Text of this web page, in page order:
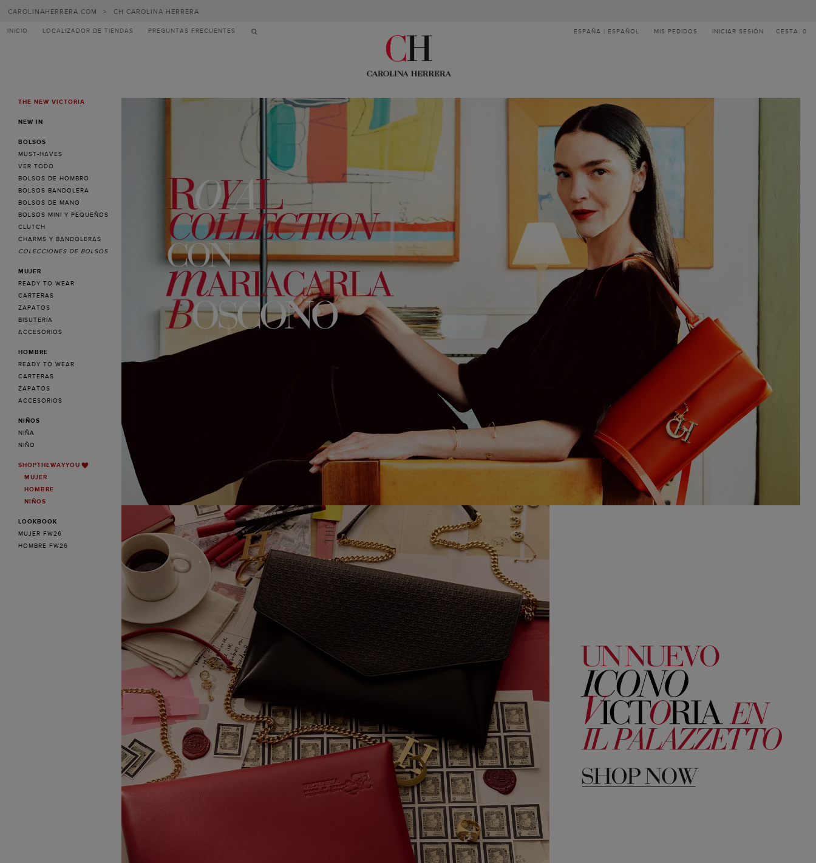
Carolina
Herrera
CAROLINAHERRERA.COM > CH CAROLINA HERRERA
INICIO LOCALIZADOR DE TIENDAS PREGUNTAS FRECUENTES ESPAÑA | ESPAÑOL MIS PEDIDOS INICIAR SESIÓN CESTA: 0
MENUTHE NEW VICTORIA
NEW IN
BOLSOS
MUST-HAVES
VER TODO
BOLSOS DE HOMBRO
BOLSOS BANDOLERA
BOLSOS DE MANO
BOLSOS MINI Y PEQUEÑOS
CLUTCH
CHARMS Y BANDOLERAS
COLECCIONES DE BOLSOS
MUJER
READY TO WEAR
CARTERAS
ZAPATOS
BISUTERÍA
ACCESORIOS
HOMBRE
READY TO WEAR
CARTERAS
ZAPATOS
ACCESORIOS
NIÑOS
NIÑA
NIÑO
SHOPTHEWAYYOU
MUJER
HOMBRE
NIÑOS
LOOKBOOK
MUJER FW26
HOMBRE FW26